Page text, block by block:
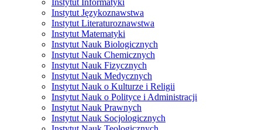
Instytut Informatyki
Instytut Językoznawstwa
Instytut Literaturoznawstwa
Instytut Matematyki
Instytut Nauk Biologicznych
Instytut Nauk Chemicznych
Instytut Nauk Fizycznych
Instytut Nauk Medycznych
Instytut Nauk o Kulturze i Religii
Instytut Nauk o Polityce i Administracji
Instytut Nauk Prawnych
Instytut Nauk Socjologicznych